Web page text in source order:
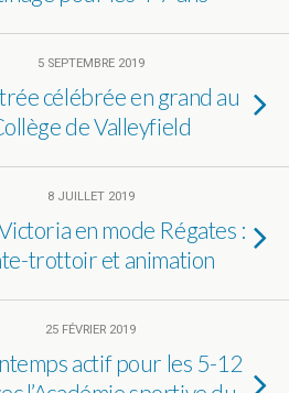
5 SEPTEMBRE 2019
célébrée en grand au
de Valleyfield
8 JUILLET 2019
en mode Régates :
trottoir et animation
25 FÉVRIER 2019
actif pour les 5-12